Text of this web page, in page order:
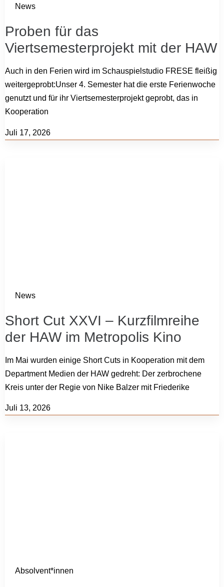
News
Proben für das
Viertsemesterprojekt mit der HAW
Auch in den Ferien wird im Schauspielstudio FRESE fleißig
weitergeprobt:Unser 4. Semester hat die erste Ferienwoche
genutzt und für ihr Viertsemesterprojekt geprobt, das in
Kooperation
Juli 17, 2026
News
Short Cut XXVI – Kurzfilmreihe
der HAW im Metropolis Kino
Im Mai wurden einige Short Cuts in Kooperation mit dem
Department Medien der HAW gedreht: Der zerbrochene
Kreis unter der Regie von Nike Balzer mit Friederike
Juli 13, 2026
Absolvent*innen